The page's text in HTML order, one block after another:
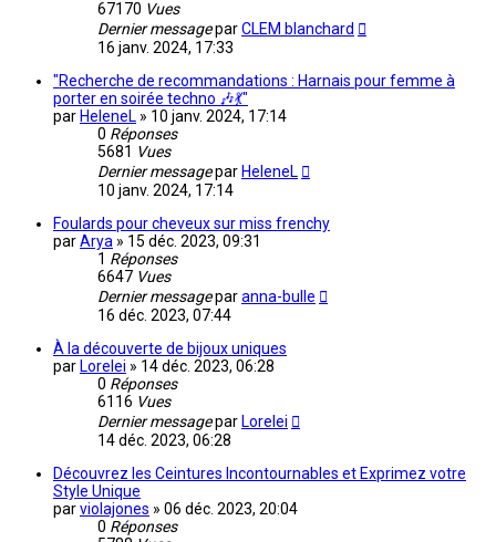
67170 Vues
Dernier messageparCLEM blanchard
16 janv. 2024, 17:33
"Recherche de recommandations : Harnais pour femme à
porter en soirée techno 🎶💃"
par HeleneL » 10 janv. 2024, 17:14
0 Réponses
5681 Vues
Dernier messagepar HeleneL
10 janv. 2024, 17:14
Foulards pour cheveux sur miss frenchy
parArya » 15 déc. 2023, 09:31
1 Réponses
6647 Vues
Dernier messageparanna-bulle
16 déc. 2023, 07:44
À la découverte de bijoux uniques
par Lorelei » 14 déc. 2023, 06:28
0 Réponses
6116 Vues
Dernier messagepar Lorelei
14 déc. 2023, 06:28
Découvrez les Ceintures Incontournables et Exprimez votre
Style Unique
parviolajones » 06 déc. 2023, 20:04
0 Réponses